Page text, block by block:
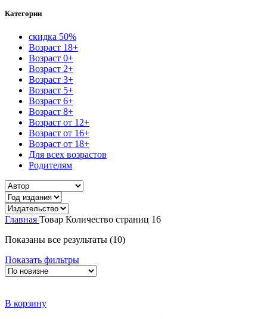
Категории
скидка 50%
Возраст 18+
Возраст 0+
Возраст 2+
Возраст 3+
Возраст 5+
Возраст 6+
Возраст 8+
Возраст от 12+
Возраст от 16+
Возраст от 18+
Для всех возрастов
Родителям
Главная Товар Количество страниц 16
Показаны все результаты (10)Сортировка:
Показать фильтры
В корзину